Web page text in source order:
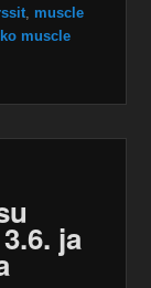
, muscle
muscle
ja